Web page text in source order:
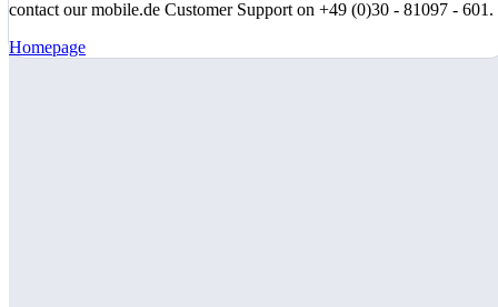
contact our mobile.de Customer Support on +49 (0)30 - 81097 - 601.
Homepage